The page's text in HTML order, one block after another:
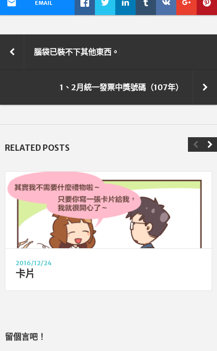
EMAIL
腦袋已裝不下其他東西。
1、2月統一發票中獎號碼（107年）
RELATED POSTS
2016/12/24
卡片
留個言吧！